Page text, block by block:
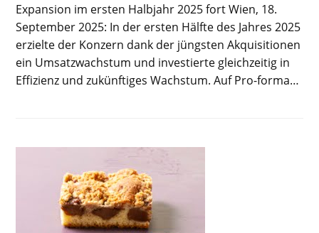
Expansion im ersten Halbjahr 2025 fort Wien, 18.
September 2025: In der ersten Hälfte des Jahres 2025
erzielte der Konzern dank der jüngsten Akquisitionen
ein Umsatzwachstum und investierte gleichzeitig in
Effizienz und zukünftiges Wachstum. Auf Pro-forma…